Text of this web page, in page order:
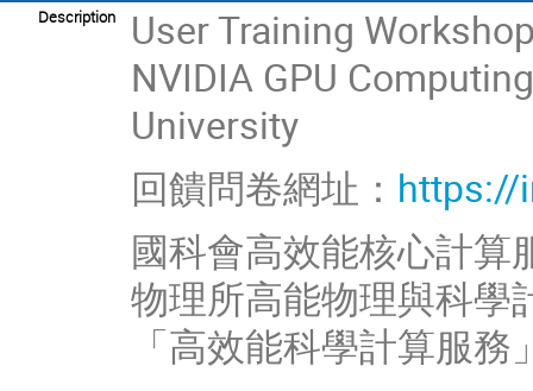
Description
User Training
NVIDIA GPU
University
回饋問卷網址： https://
國科會高效能核心計算
物理所高能物理與科學
「高效能科學計算服務